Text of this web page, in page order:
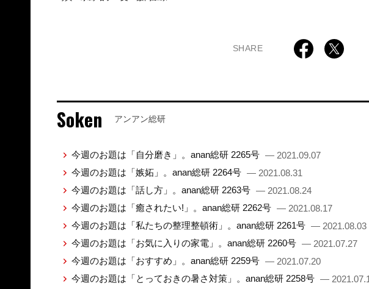
SHARE
Soken アンアン総研
今週のお題は「自分磨き」。anan総研 2265号 — 2021.09.07
今週のお題は「嫉妬」。anan総研 2264号 — 2021.08.31
今週のお題は「話し方」。anan総研 2263号 — 2021.08.24
今週のお題は「癒されたい!」。anan総研 2262号 — 2021.08.17
今週のお題は「私たちの整理整頓術」。anan総研 2261号 — 2021.08.03
今週のお題は「お気に入りの家電」。anan総研 2260号 — 2021.07.27
今週のお題は「おすすめ」。anan総研 2259号 — 2021.07.20
今週のお題は「とっておきの暑さ対策」。anan総研 2258号 —